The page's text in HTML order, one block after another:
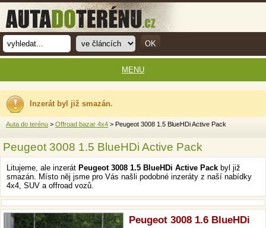
Inzerát byl již smazán.
Auta do terénu > Offroad bazar 4x4 > Peugeot 3008 1.5 BlueHDi Active Pack
Peugeot 3008 1.5 BlueHDi Active Pack
Litujeme, ale inzerát Peugeot 3008 1.5 BlueHDi Active Pack byl již
smazán. Místo něj jsme pro Vás našli podobné inzeráty z naší nabídky
4x4, SUV a offroad vozů.
Peugeot 3008 1.6 BlueHDi
MENU